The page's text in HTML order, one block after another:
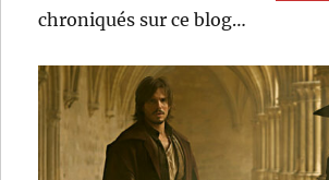
chroniqués sur ce blog…